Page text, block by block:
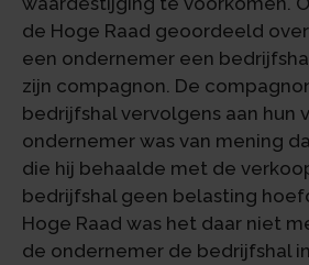
de Hoge Raad geoordeeld
een ondernemer een
zijn compagnon. De
bedrijfshal vervolgens aan hun
ondernemer was van mening
die hij behaalde met de
bedrijfshal geen belasting
Hoge Raad was het daar niet
de ondernemer de bedrijfshal